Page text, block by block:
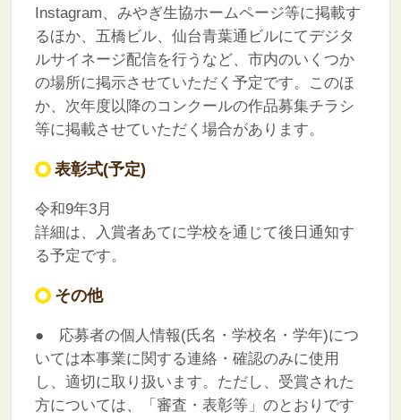
Instagram、みやぎ生協ホームページ等に掲載す
るほか、五橋ビル、仙台青葉通ビルにてデジタ
ルサイネージ配信を行うなど、市内のいくつか
の場所に掲示させていただく予定です。このほ
か、次年度以降のコンクールの作品募集チラシ
等に掲載させていただく場合があります。
表彰式(予定)
令和9年3月
詳細は、入賞者あてに学校を通じて後日通知す
る予定です。
その他
● 応募者の個人情報(氏名・学校名・学年)につ
いては本事業に関する連絡・確認のみに使用
し、適切に取り扱います。ただし、受賞された
方については、「審査・表彰等」のとおりです